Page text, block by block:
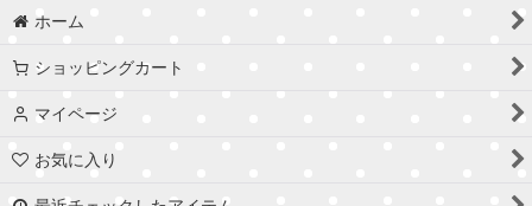
ホーム
ショッピングカート
マイページ
お気に入り